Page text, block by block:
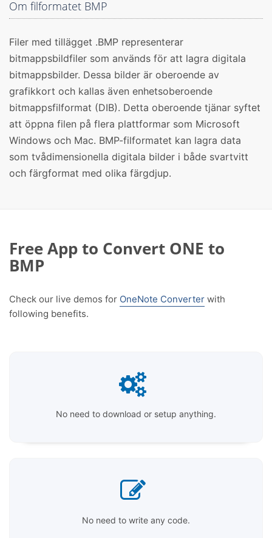
Om filformatet BMP
Filer med tillägget .BMP representerar
bitmappsbildfiler som används för att lagra digitala
bitmappsbilder. Dessa bilder är oberoende av
grafikkort och kallas även enhetsoberoende
bitmappsfilformat (DIB). Detta oberoende tjänar syftet
att öppna filen på flera plattformar som Microsoft
Windows och Mac. BMP-filformatet kan lagra data
som tvådimensionella digitala bilder i både svartvitt
och färgformat med olika färgdjup.
Free App to Convert ONE to
BMP
Check our live demos for OneNote Converter with
following benefits.
No need to download or setup anything.
No need to write any code.